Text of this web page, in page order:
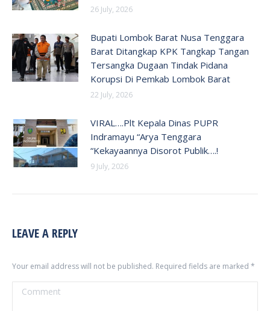
26 July, 2026
Bupati Lombok Barat Nusa Tenggara
Barat Ditangkap KPK Tangkap Tangan
Tersangka Dugaan Tindak Pidana
Korupsi Di Pemkab Lombok Barat
22 July, 2026
VIRAL….Plt Kepala Dinas PUPR
Indramayu “Arya Tenggara
“Kekayaannya Disorot Publik….!
9 July, 2026
LEAVE A REPLY
Your email address will not be published. Required fields are marked *
Comment